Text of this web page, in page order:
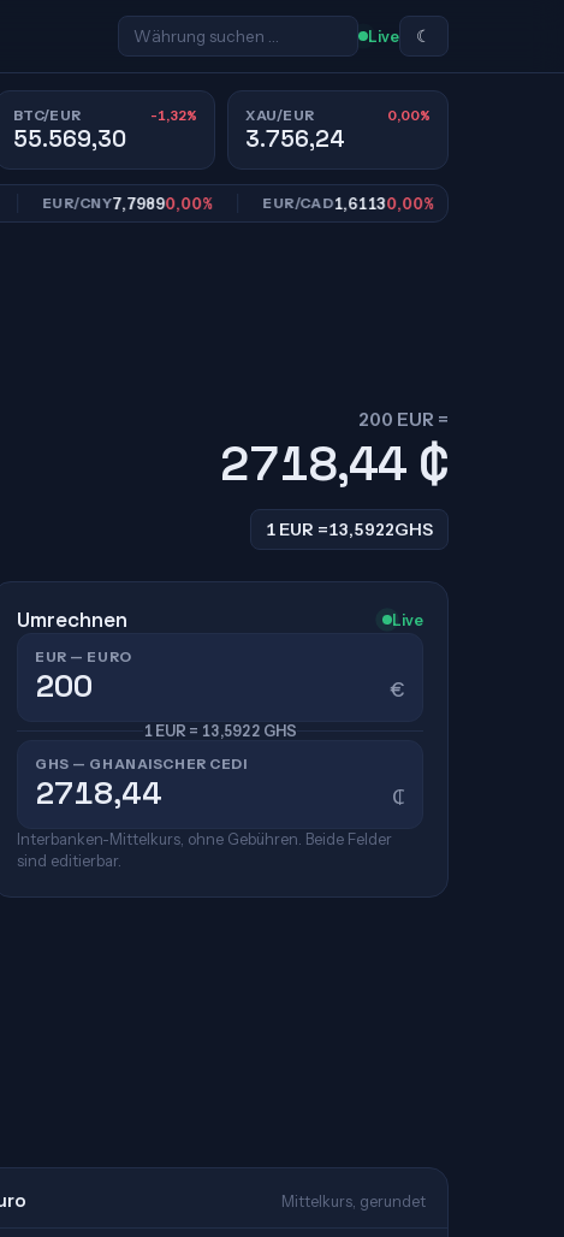
Live ☾
BTC/EUR -1,32%
55.569,30
XAU/EUR 0,00%
3.756,24
EUR/CNY7,79890,00% EUR/CAD1,61130,00%
200 EUR =
2718,44 ₵
1 EUR =13,5922GHS
Umrechnen Live
EUR — EURO
€
1 EUR = 13,5922 GHS
GHS — GHANAISCHER CEDI
₵
Interbanken-Mittelkurs, ohne Gebühren. Beide Felder
sind editierbar.
Mittelkurs, gerundet